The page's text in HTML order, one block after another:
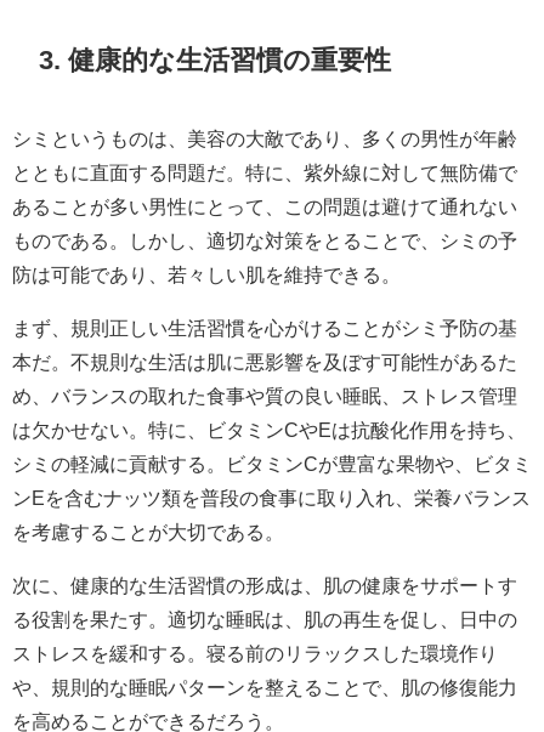
3. 健康的な生活習慣の重要性
シミというものは、美容の大敵であり、多くの男性が年齢
とともに直面する問題だ。特に、紫外線に対して無防備で
あることが多い男性にとって、この問題は避けて通れない
ものである。しかし、適切な対策をとることで、シミの予
防は可能であり、若々しい肌を維持できる。
まず、規則正しい生活習慣を心がけることがシミ予防の基
本だ。不規則な生活は肌に悪影響を及ぼす可能性があるた
め、バランスの取れた食事や質の良い睡眠、ストレス管理
は欠かせない。特に、ビタミンCやEは抗酸化作用を持ち、
シミの軽減に貢献する。ビタミンCが豊富な果物や、ビタミ
ンEを含むナッツ類を普段の食事に取り入れ、栄養バランス
を考慮することが大切である。
次に、健康的な生活習慣の形成は、肌の健康をサポートす
る役割を果たす。適切な睡眠は、肌の再生を促し、日中の
ストレスを緩和する。寝る前のリラックスした環境作り
や、規則的な睡眠パターンを整えることで、肌の修復能力
を高めることができるだろう。